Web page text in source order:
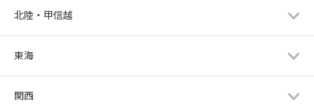
北陸・甲信越
東海
関西